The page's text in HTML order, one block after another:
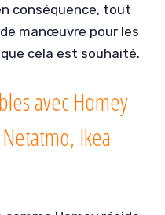
conséquence, tout
manœuvre pour les
cela est souhaité.
avec Homey
Ikea